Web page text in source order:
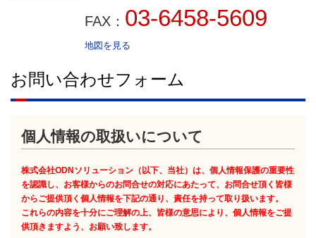
FAX： 03-6458-5609
地図を見る
お問い合わせフォーム
個人情報の取扱いについて
株式会社ODNソリューション（以下、当社）は、個人情報保護の重要性
を認識し、お客様からのお問合せの対応にあたって、お問合せ頂く皆様
からご提供頂く個人情報を下記の通り、責任を持って取り扱います。
これらの内容を十分にご理解の上、皆様の意思により、個人情報をご提
供頂きますよう、お願い致します。